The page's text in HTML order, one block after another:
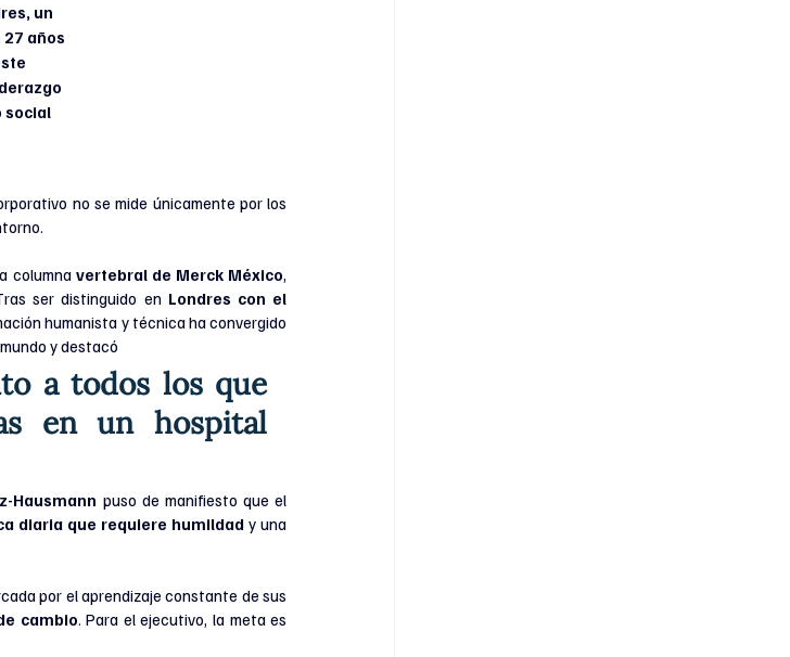
un
años
social
no se mide únicamente por los
columna vertebral de Merck México,
ser distinguido en
humanista y técnica ha convergido
y destacó
en un hospital
Hausmann
diaria que requiere humildad
por el aprendizaje constante de sus
cambio. Para el ejecutivo, la meta es